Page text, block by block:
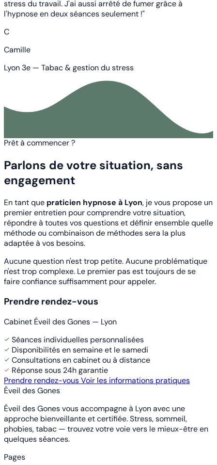
stress du travail. J'ai aussi arrêté de fumer grâce à
l'hypnose en deux séances seulement !"
C
Camille
Lyon 3e — Tabac & gestion du stress
Prêt à commencer ?
Parlons de votre situation, sans
engagement
En tant que praticien hypnose à Lyon, je vous propose un
premier entretien pour comprendre votre situation,
répondre à toutes vos questions et définir ensemble quelle
méthode ou combinaison de méthodes sera la plus
adaptée à vos besoins.
Aucune question n'est trop petite. Aucune problématique
n'est trop complexe. Le premier pas est toujours de se
faire confiance suffisamment pour appeler.
Prendre rendez-vous
Cabinet Éveil des Gones — Lyon
Séances individuelles personnalisées
Disponibilités en semaine et le samedi
Consultations en cabinet ou à distance
Réponse sous 24h garantie
Prendre rendez-vousVoir les informations pratiques
Éveil des Gones
Éveil des Gones vous accompagne à Lyon avec une
approche bienveillante et certifiée. Stress, sommeil,
phobies, tabac — trouvez votre voie vers le mieux-être en
quelques séances.
Pages